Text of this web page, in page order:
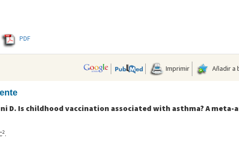
PDF
Imprimir Añadir a
D. Is childhood vaccination associated with asthma? A
2.